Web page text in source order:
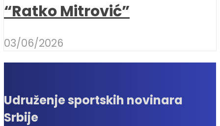
“Ratko Mitrović”
03/06/2026
Udruženje sportskih novinara
Srbije